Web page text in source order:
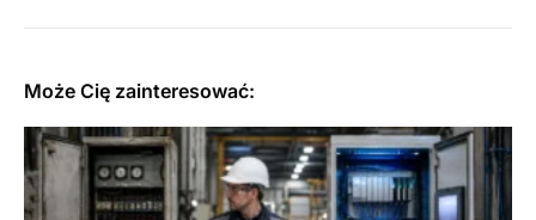
Może Cię zainteresować: